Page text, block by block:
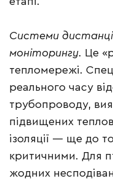
Системи
моніторингу. Це
тепломережі.
реального часу
трубопроводу,
підвищених
ізоляції — ще до
критичними. Для
жодних